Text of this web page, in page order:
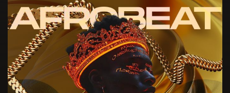
Doğum Yeriniz *
Doğum Tarihiniz *
En Sevdiğiniz Sanatçılar *
Favori Dj leriniz *